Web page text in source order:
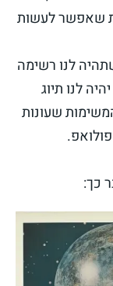
שאפשר לעשות
לנו רשימה
לנו תיוג
שעונות
כך: